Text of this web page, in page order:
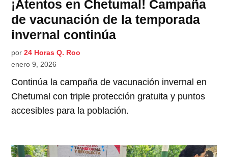
¡Atentos en Chetumal! Campaña
de vacunación de la temporada
invernal continúa
por 24 Horas Q. Roo
enero 9, 2026
Continúa la campaña de vacunación invernal en
Chetumal con triple protección gratuita y puntos
accesibles para la población.